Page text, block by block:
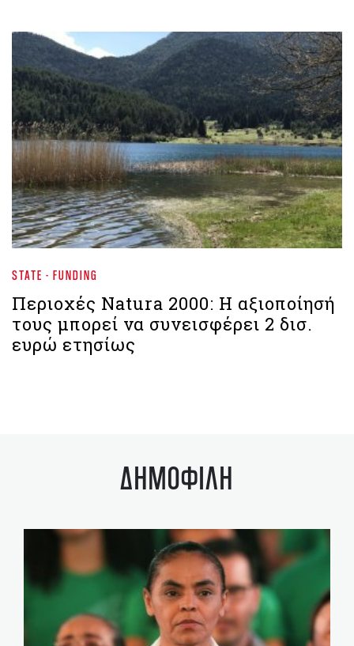
STATE - FUNDING
Περιοχές Natura 2000: H αξιοποίησή
τους μπορεί να συνεισφέρει 2 δισ.
ευρώ ετησίως
ΔΗΜΟΦΙΛΗ